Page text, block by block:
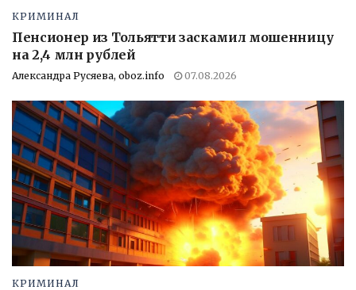
КРИМИНАЛ
Пенсионер из Тольятти заскамил мошенницу
на 2,4 млн рублей
Александра Русяева, oboz.info 07.08.2026
КРИМИНАЛ